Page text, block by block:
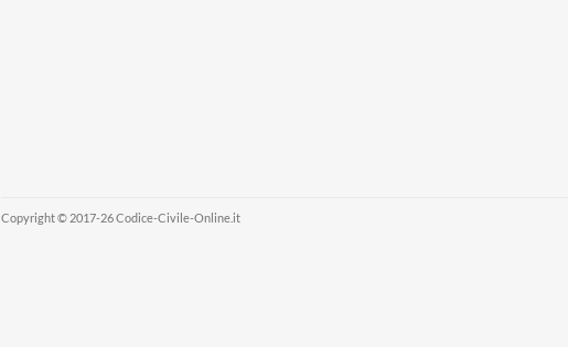
Copyright © 2017-26 Codice-Civile-Online.it